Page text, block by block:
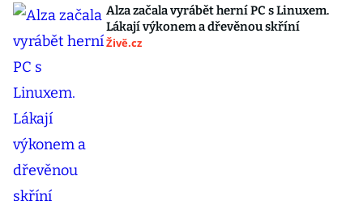
Alza začala vyrábět herní PC s Linuxem.
Lákají výkonem a dřevěnou skříní
Živě.cz